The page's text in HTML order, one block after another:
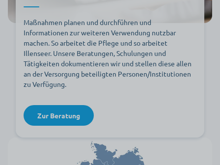
Maßnahmen planen und durchführen und
Informationen zur weiteren Verwendung nutzbar
machen. So arbeitet die Pflege und so arbeitet
Illenseer. Unsere Beratungen, Schulungen und
Tätigkeiten dokumentieren wir und stellen diese allen
an der Versorgung beteiligten Personen/Institutionen
zu Verfügung.
Zur Beratung